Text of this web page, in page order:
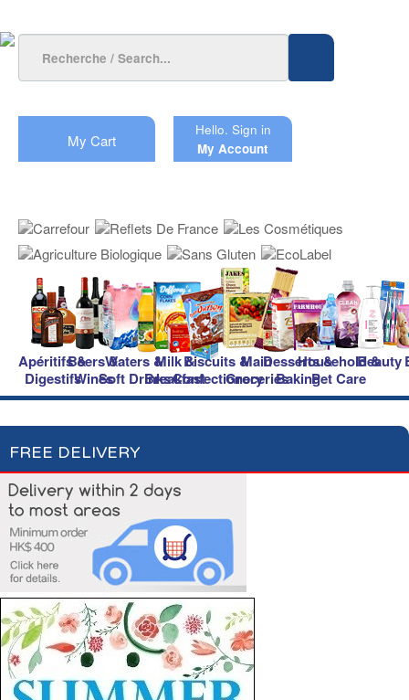
My Cart
Hello. Sign in
My Account
Apéritifs &
Digestifs
Beers &
Wines
Waters &
Soft Drinks
Milk &
Breakfast
Biscuits &
Confectionery
Main
Groceries
Desserts &
Baking
Household &
Pet Care
Beauty
FREE DELIVERY